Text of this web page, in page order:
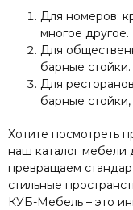
Для номеров:
многое другое.
Для
барные стойки.
Для
барные стойки,
Хотите посмотреть
наш каталог мебели
превращаем
стильные
КУБ-Мебель – это